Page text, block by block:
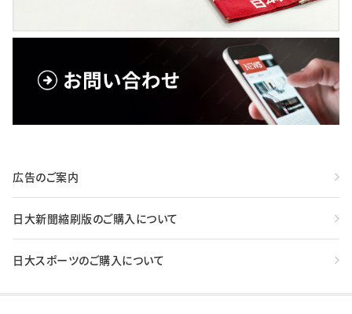
広告のご案内
日大新聞縮刷版のご購入について
日大スポーツのご購入について